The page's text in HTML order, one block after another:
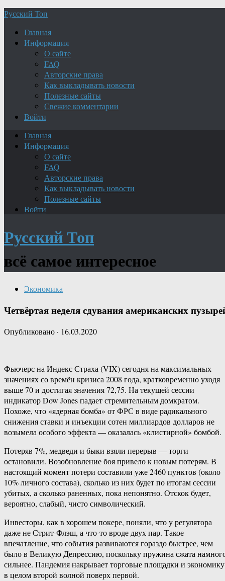
Русский Топ
Главная
Информация
О сайте
FAQ
Авторские права
Как выкладывать новости
Полезные сайты
Свежие комментарии
Войти
Главная
Информация
О сайте
FAQ
Авторские права
Как выкладывать новости
Полезные сайты
Войти
Русский Топ
всё самое интересное
Экономика
Четвёртая неделя сдувания американских
Опубликовано · 16.03.2020
Фьючерс на Индекс Страха (VIX) сегодня на максимальных
значениях со времён кризиса 2008 года, кратковременно уходя
выше 70 и достигая значения 72,75. На текущей сессии
индикатор Dow Jones падает стремительным домкратом.
Похоже, что «ядерная бомба» от ФРС в виде радикального
снижения ставки и инъекции сотен миллиардов долларов не
возымела особого эффекта — оказалась «клистирной» бомбой.
Потеряв 7%, медведи и быки взяли перерыв — торги
остановили. Возобновление боя привело к новым потерям. В
настоящий момент потери составили уже 2460 пунктов (около
10% личного состава), сколько из них будет по итогам сессии
убитых, а сколько раненных, пока непонятно. Отскок будет,
вероятно, слабый, чисто символический.
Инвесторы, как в хорошем покере, поняли, что у регулятора
даже не Стрит-Флэш, а что-то вроде двух пар. Такое
впечатление, что события развиваются гораздо быстрее, чем
было в Великую Депрессию, поскольку пружина сжата
сильнее. Пандемия накрывает торговые площадки и экономику
в целом второй волной поверх первой.